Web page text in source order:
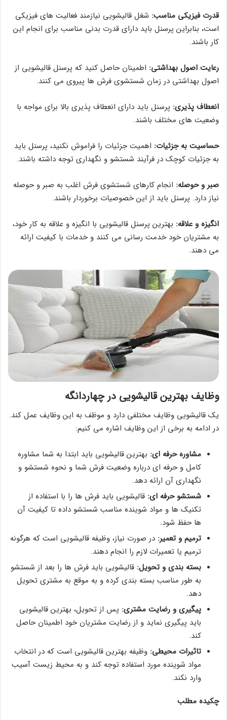
قدرت فیزیکی مناسب: شغل قالیشویی نیازمند فعالیت های فیزیکی
است، بنابراین پرسنل باید دارای قدرت بدنی مناسب برای انجام این
کار باشند.
رعایت اصول بهداشتی: اطمینان حاصل کنید که پرسنل قالیشویی از
اصول بهداشتی در زمان شستشوی فرش ها پیروی می کنند.
انعطاف پذیری: پرسنل باید دارای انعطاف پذیری بالا برای مواجه با
وضعیت های مختلف باشند.
حساسیت به جزئیات: اهمیت جزئیات را فراموش نکنید، پرسنل باید
به جزئیات کوچک در فرآیند شستشو و نگهداری توجه داشته باشند.
صبر و حوصله: انجام کارهای شستشوی فرش اغلب به صبر و حوصله
نیاز دارد. پرسنل باید از این خصوصیات برخوردار باشند.
انگیزه و علاقه: بهترین پرسنل قالیشویی با انگیزه و علاقه به کار خود،
به مشتریان خود خدمت رسانی می کنند و خدمات با کیفیت ارائه
می دهند.
وظایف بهترین قالیشویی در چهاردانگه
یک قالیشویی وظایف مختلفی دارد و موظف به این وظایف عمل کند.
در ادامه به برخی از این وظایف اشاره می کنیم:
مشاوره حرفه ای: بهترین قالیشویی باید ابتدا به شما مشاوره
کامل و حرفه ای درباره وضعیت فرش شما و نحوه شستشو و
نگهداری آن ارائه دهد.
شستشو حرفه ای: قالیشویی باید فرش ها را با استفاده از
تکنیک ها و مواد شوینده مناسب شستشو داده تا کیفیت آن
ها حفظ شود.
ترمیم و تعمیر: در صورت نیاز، وظیفه قالیشویی است که هرگونه
ترمیم یا تعمیرات لازم را انجام دهند.
بسته بندی و تحویل: قالیشویی باید فرش ها را بعد از شستشو
به طور مناسب بسته بندی کرده و به موقع به مشتری تحویل
دهد.
پیگیری و رضایت مشتری: پس از تحویل، بهترین قالیشویی
باید پیگیری نماید و از رضایت مشتریان خود اطمینان حاصل
کند.
تاثیرات محیطی: وظیفه بهترین قالیشویی است که در انتخاب
مواد شوینده مورد استفاده توجه کند و به محیط زیست آسیب
وارد نکند.
چکیده مطلب